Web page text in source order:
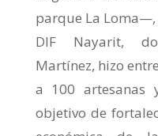
parque La
DIF Nayarit,
Martínez, hizo
a 100 artesanas
objetivo de